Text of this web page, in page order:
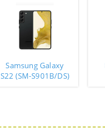
Samsung Galaxy
S22 (SM-S901B/DS)